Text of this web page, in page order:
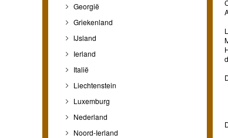
Georgië
Griekenland
IJsland
Ierland
Italië
Liechtenstein
Luxemburg
Nederland
Noord-Ierland